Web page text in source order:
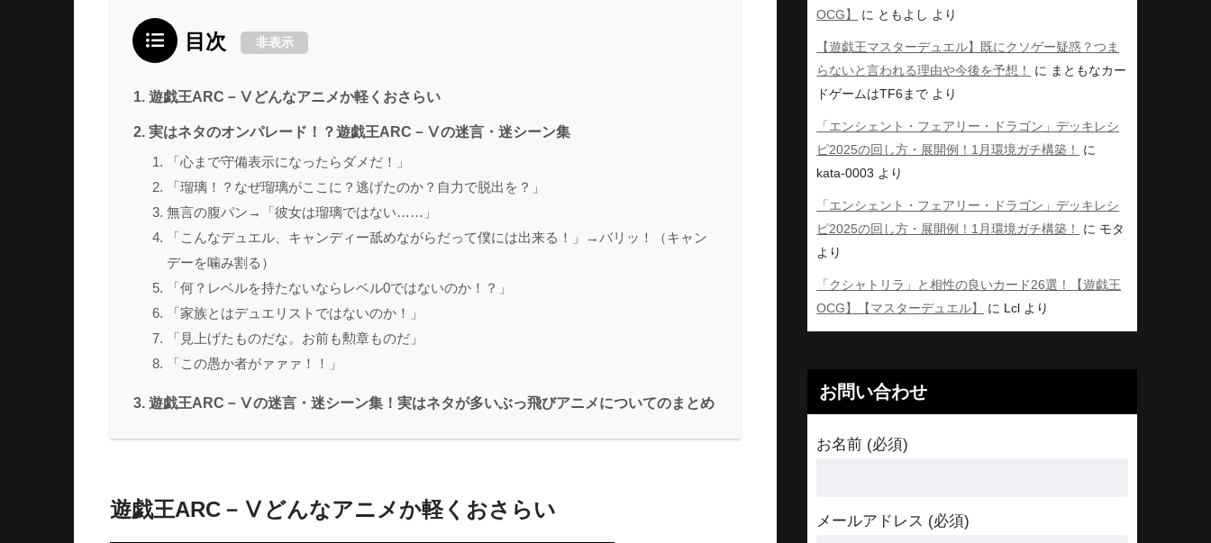
目次 非表示
遊戯王ARC－Ⅴどんなアニメか軽くおさらい
実はネタのオンパレード！？遊戯王ARC－Ⅴの迷言・迷シーン集
「心まで守備表示になったらダメだ！」
「瑠璃！？なぜ瑠璃がここに？逃げたのか？自力で脱出を？」
無言の腹パン→「彼女は瑠璃ではない……」
「こんなデュエル、キャンディー舐めながらだって僕には出来る！」→バリッ！（キャン
デーを噛み割る）
「何？レベルを持たないならレベル0ではないのか！？」
「家族とはデュエリストではないのか！」
「見上げたものだな。お前も勲章ものだ」
「この愚か者がァァァ！！」
遊戯王ARC－Ⅴの迷言・迷シーン集！実はネタが多いぶっ飛びアニメについてのまとめ
遊戯王ARC－Ⅴどんなアニメか軽くおさらい
OCG】
に ともよし より
【遊戯王マスターデュエル】既にクソゲー疑惑？つま
らないと言われる理由や今後を予想！
に まともなカー
ドゲームはTF6まで より
「エンシェント・フェアリー・ドラゴン」デッキレシ
ピ2025の回し方・展開例！1月環境ガチ構築！
に
kata-0003 より
「エンシェント・フェアリー・ドラゴン」デッキレシ
ピ2025の回し方・展開例！1月環境ガチ構築！
に モタ
より
「クシャトリラ」と相性の良いカード26選！【遊戯王
OCG】【マスターデュエル】
に Lcl より
お問い合わせ
お名前 (必須)
メールアドレス (必須)